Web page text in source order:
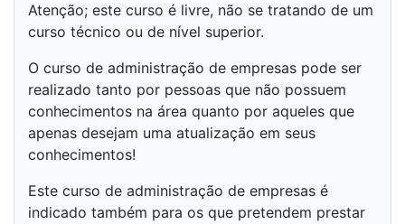
Atenção; este curso é livre, não se tratando de um
curso técnico ou de nível superior.
O curso de administração de empresas pode ser
realizado tanto por pessoas que não possuem
conhecimentos na área quanto por aqueles que
apenas desejam uma atualização em seus
conhecimentos!
Este curso de administração de empresas é
indicado também para os que pretendem prestar